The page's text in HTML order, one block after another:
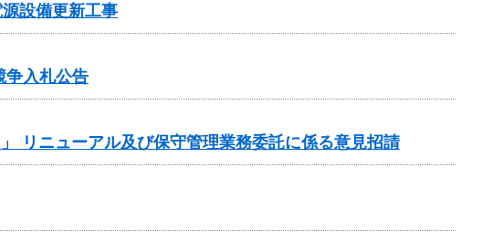
設備更新工事
争入札公告
リニューアル及び保守管理業務委託に係る意見招請